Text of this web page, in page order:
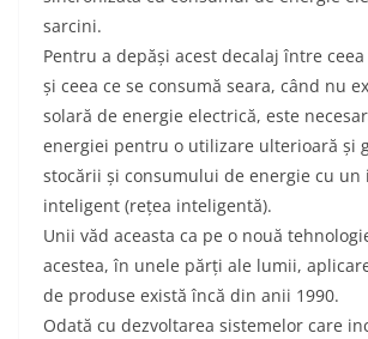
sarcini.
Pentru a depăși acest decalaj între
și ceea ce se consumă seara, când nu
solară de energie electrică, este
energiei pentru o utilizare ulterioară și
stocării și consumului de energie cu
inteligent (rețea inteligentă).
Unii văd aceasta ca pe o nouă
acestea, în unele părți ale lumii,
de produse există încă din anii 1990.
Odată cu dezvoltarea sistemelor care